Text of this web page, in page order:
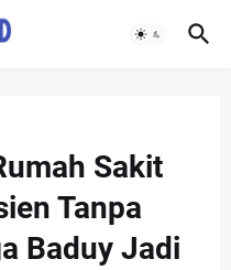
Sakit
Tanpa
Baduy Jadi